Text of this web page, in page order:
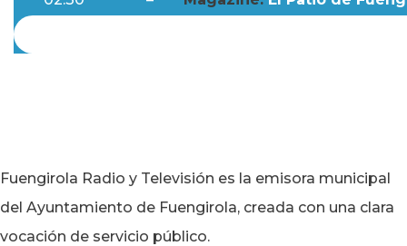
Fuengirola Radio y Televisión es la emisora municipal
del Ayuntamiento de Fuengirola, creada con una clara
vocación de servicio público.